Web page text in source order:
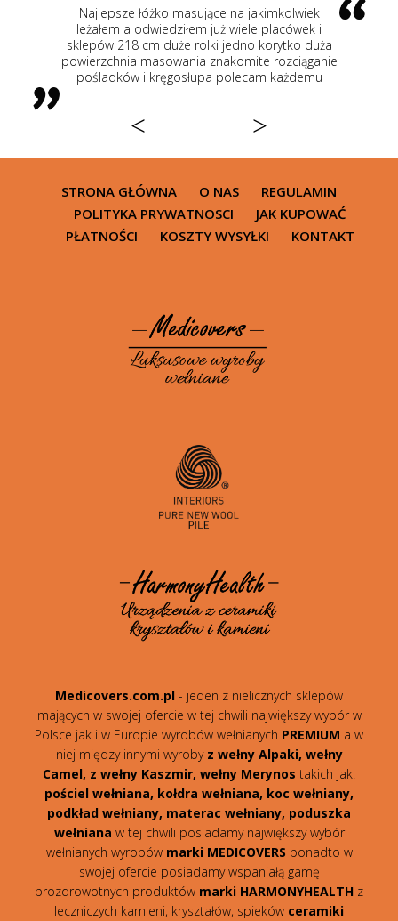
łóżko masujące na jakimkolwiek
a odwiedziłem już wiele placówek i
cm duże rolki jedno korytko duża
masowania znakomite rozciąganie
i kręgosłupa polecam każdemu
Kupiłem łóżko
130 kg i wzrost
cala rodzina są
< >
STRONA GŁÓWNA O NAS
REGULAMIN
POLITYKA PRYWATNOSCI
JAK KUPOWAĆ
PŁATNOŚCI
KOSZTY WYSYŁKI KONTAKT
Medicovers.com.pl - jeden z nielicznych sklepów
mających w swojej ofercie w tej chwili największy wybór w
Polsce jak i w Europie wyrobów wełnianych PREMIUM a w
niej między innymi wyroby z wełny Alpaki, wełny
Camel, z wełny Kaszmir, wełny Merynos takich jak:
pościel wełniana, kołdra wełniana, koc wełniany,
podkład wełniany, materac wełniany, poduszka
wełniana w tej chwili posiadamy największy wybór
wełnianych wyrobów marki MEDICOVERS ponadto w
swojej ofercie posiadamy wspaniałą gamę
prozdrowotnych produktów marki HARMONYHEALTH z
leczniczych kamieni, kryształów, spieków ceramiki